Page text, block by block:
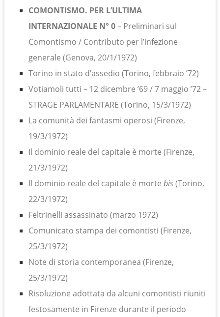
COMONTISMO. PER L’ULTIMA
INTERNAZIONALE N° 0– Preliminari sul
Comontismo / Contributo per l’infezione
generale (Genova, 20/1/1972)
Torino in stato d’assedio (Torino, febbraio ’72)
Votiamoli tutti – 12 dicembre ’69 / 7 maggio ’72 –
STRAGE PARLAMENTARE (Torino, 15/3/1972)
La comunità dei fantasmi operosi (Firenze,
19/3/1972)
Il dominio reale del capitale è morte (Firenze,
21/3/1972)
Il dominio reale del capitale è morte bis(Torino,
22/3/1972)
Feltrinelli assassinato (marzo 1972)
Comunicato stampa dei comontisti (Firenze,
25/3/1972)
Note di storia contemporanea (Firenze,
25/3/1972)
Risoluzione adottata da alcuni comontisti riuniti
festosamente in Firenze durante il periodo